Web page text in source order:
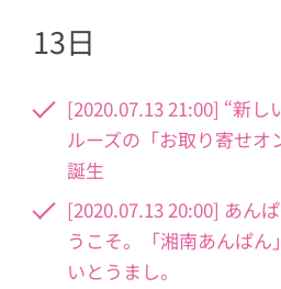
13日
[2020.07.13 21:00] “新し
ルーズの「お取り寄せ
誕生
[2020.07.13 20:00] あん
うこそ。「湘南あんぱ
いとうまし。